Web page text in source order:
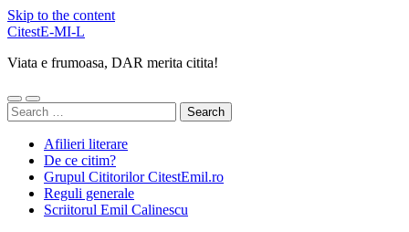
Skip to the content
CitestE-MI-L
Viata e frumoasa, DAR merita citita!
Toggle
mobile
Toggle
search
Search
for:
Afilieri literare
De ce citim?
Grupul Cititorilor CitestEmil.ro
Reguli generale
Scriitorul Emil Calinescu